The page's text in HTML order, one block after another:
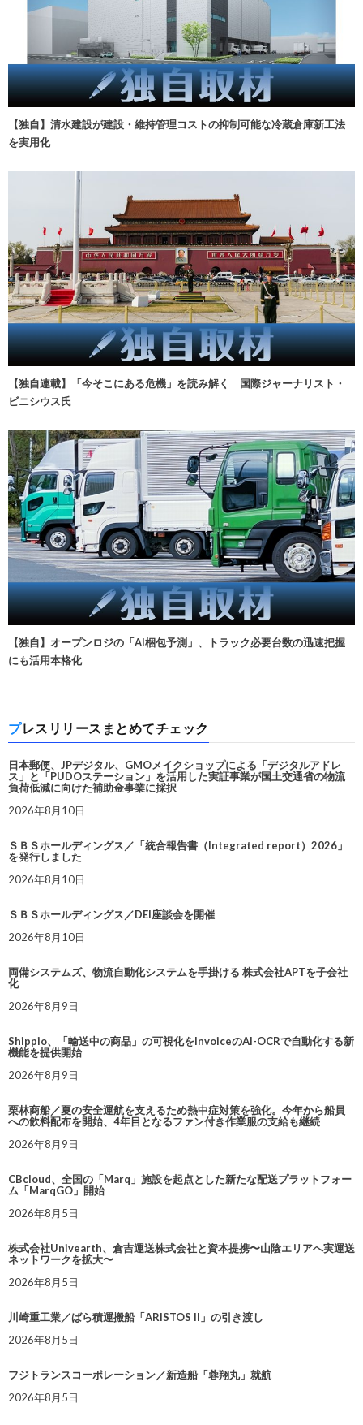
【独自】清水建設が建設・維持管理コストの抑制可能な冷蔵倉庫新工法
を実用化
【独自連載】「今そこにある危機」を読み解く 国際ジャーナリスト・
ビニシウス氏
【独自】オープンロジの「AI梱包予測」、トラック必要台数の迅速把握
にも活用本格化
プレスリリースまとめてチェック
日本郵便、JPデジタル、GMOメイクショップによる「デジタルアドレ
ス」と「PUDOステーション」を活用した実証事業が国土交通省の物流
負荷低減に向けた補助金事業に採択
2026年8月10日
ＳＢＳホールディングス／「統合報告書（Integrated report）2026」
を発行しました
2026年8月10日
ＳＢＳホールディングス／DEI座談会を開催
2026年8月10日
両備システムズ、物流自動化システムを手掛ける 株式会社APTを子会社
化
2026年8月9日
Shippio、「輸送中の商品」の可視化をInvoiceのAI-OCRで自動化する新
機能を提供開始
2026年8月9日
栗林商船／夏の安全運航を支えるため熱中症対策を強化。今年から船員
への飲料配布を開始、4年目となるファン付き作業服の支給も継続
2026年8月9日
CBcloud、全国の「Marq」施設を起点とした新たな配送プラットフォー
ム「MarqGO」開始
2026年8月5日
株式会社Univearth、倉吉運送株式会社と資本提携〜山陰エリアへ実運送
ネットワークを拡大〜
2026年8月5日
川崎重工業／ばら積運搬船「ARISTOS II」の引き渡し
2026年8月5日
フジトランスコーポレーション／新造船「蓉翔丸」就航
2026年8月5日